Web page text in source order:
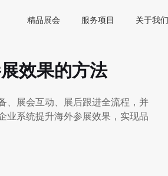
精品展会 服务项目 关于我们
效果的方法
、展会互动、展后跟进全流程，并
业系统提升海外参展效果，实现品